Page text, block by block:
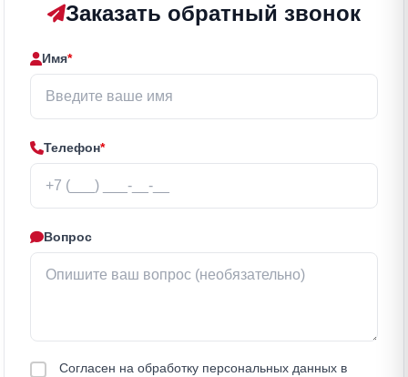
Заказать обратный звонок
Имя*
Телефон*
Вопрос
Согласен на обработку персональных данных в